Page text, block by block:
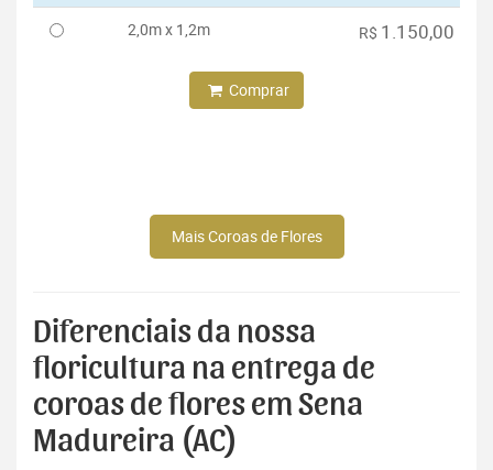
2,0m x 1,2m R$ 1.150,00
Comprar
Mais Coroas de Flores
Diferenciais da nossa
floricultura na entrega de
coroas de flores em Sena
Madureira (AC)